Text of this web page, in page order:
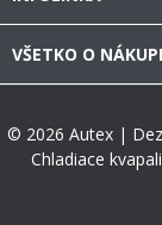
VŠETKO O
© 2026 Autex |
Chladiace